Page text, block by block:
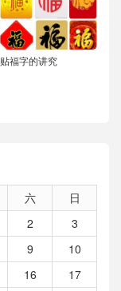
贴福字的讲究
六
日
2
3
9
10
16
17